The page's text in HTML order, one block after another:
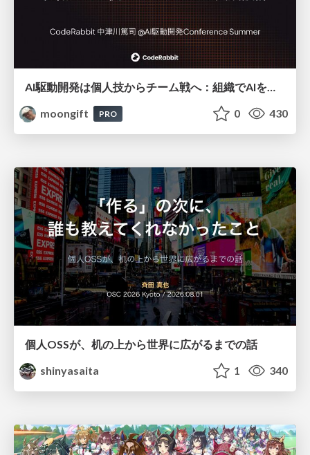
moongift
PRO 0 430
個人OSSが、机の上から世界に広がるまでの話
shinyasaita
1 340